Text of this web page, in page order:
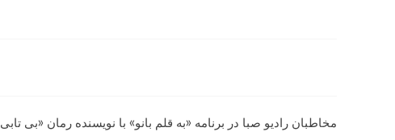
مخاطبان رادیو صبا در برنامه «به قلم بانو» با نویسنده رمان «بی